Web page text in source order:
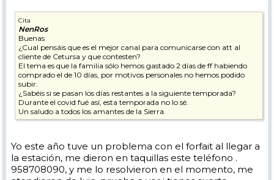
Cita
NenRos
Buenas
¿Cual pensáis que es el mejor canal para comunicarse con att al
cliente de Cetursa y que contesten?
El tema es que la familia sólo hemos gastado 2 días de ff habiendo
comprado el de 10 días, por motivos personales no hemos podido
subir.
¿Sabéis si se pasan los días restantes a la siguiente temporada?
Durante el covid fué así, esta temporada no lo sé.
Un saludo a todos los amantes de la Sierra.
Yo este año tuve un problema con el forfait al llegar a
la estación, me dieron en taquillas este teléfono .
958708090, y me lo resolvieron en el momento, me